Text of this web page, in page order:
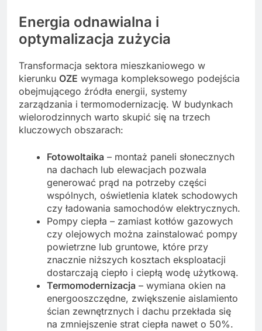
Energia odnawialna i
optymalizacja zużycia
Transformacja sektora mieszkaniowego w
kierunku OZE wymaga kompleksowego podejścia
obejmującego źródła energii, systemy
zarządzania i termomodernizację. W budynkach
wielorodzinnych warto skupić się na trzech
kluczowych obszarach:
Fotowoltaika – montaż paneli słonecznych
na dachach lub elewacjach pozwala
generować prąd na potrzeby części
wspólnych, oświetlenia klatek schodowych
czy ładowania samochodów elektrycznych.
Pompy ciepła – zamiast kotłów gazowych
czy olejowych można zainstalować pompy
powietrzne lub gruntowe, które przy
znacznie niższych kosztach eksploatacji
dostarczają ciepło i ciepłą wodę użytkową.
Termomodernizacja – wymiana okien na
energooszczędne, zwiększenie aislamiento
ścian zewnętrznych i dachu przekłada się
na zmniejszenie strat ciepła nawet o 50%.